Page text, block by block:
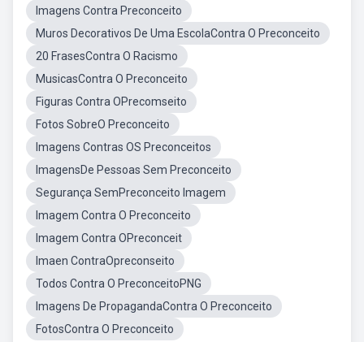
Imagens Contra Preconceito
Muros Decorativos De Uma EscolaContra O Preconceito
20 FrasesContra O Racismo
MusicasContra O Preconceito
Figuras Contra OPrecomseito
Fotos SobreO Preconceito
Imagens Contras OS Preconceitos
ImagensDe Pessoas Sem Preconceito
Segurança SemPreconceito Imagem
Imagem Contra O Preconceito
Imagem Contra OPreconceit
Imaen ContraOpreconseito
Todos Contra O PreconceitoPNG
Imagens De PropagandaContra O Preconceito
FotosContra O Preconceito